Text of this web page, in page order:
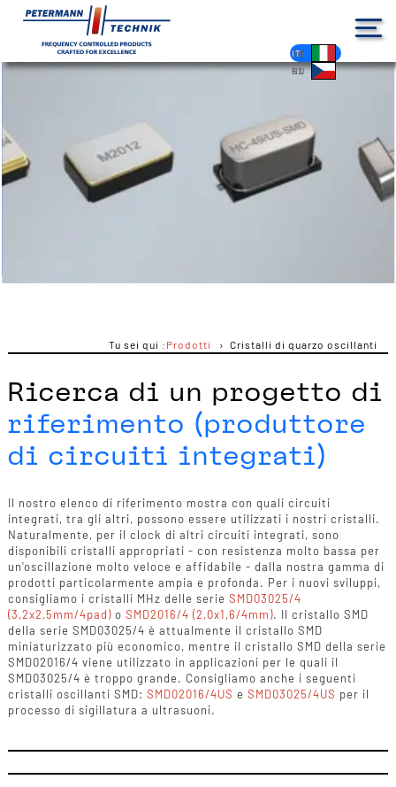
DE
EN
FR
ES
PL
IT
NL
HU
CS
Tu sei qui : Prodotti Cristalli di quarzo oscillanti
Ricerca di un progetto di
riferimento (produttore
di circuiti integrati)
Il nostro elenco di riferimento mostra con quali circuiti
integrati, tra gli altri, possono essere utilizzati i nostri cristalli.
Naturalmente, per il clock di altri circuiti integrati, sono
disponibili cristalli appropriati - con resistenza molto bassa per
un'oscillazione molto veloce e affidabile - dalla nostra gamma di
prodotti particolarmente ampia e profonda. Per i nuovi sviluppi,
consigliamo i cristalli MHz delle serie SMD03025/4
(3,2x2,5mm/4pad)o SMD2016/4 (2,0x1,6/4mm). Il cristallo SMD
della serie SMD03025/4 è attualmente il cristallo SMD
miniaturizzato più economico, mentre il cristallo SMD della serie
SMD02016/4 viene utilizzato in applicazioni per le quali il
SMD03025/4 è troppo grande. Consigliamo anche i seguenti
cristalli oscillanti SMD: SMD02016/4US e SMD03025/4US per il
processo di sigillatura a ultrasuoni.